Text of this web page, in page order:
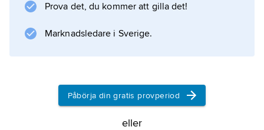
Prova det, du kommer att gilla det!
Marknadsledare i Sverige.
Påbörja din gratis provperiod
eller